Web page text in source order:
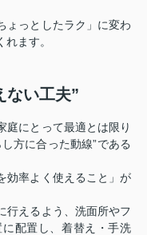
ょっとしたラク」に変わ
ます。
ない工夫”
庭にとって最適とは限り
方に合った動線”である
効率よく使えること」が
行えるよう、洗面所やフ
配置し、着替え・手洗